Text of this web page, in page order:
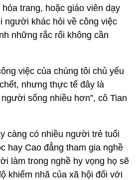
trang, hoặc giáo viên dạy
người khác hỏi về công việc
những rắc rối không cần
việc của chúng tôi chủ yếu
nhưng thực tế đây là
sống nhiều hơn”, cô Tian
càng có nhiều người trẻ tuổi
hay Cao đẳng tham gia nghề
làm trong nghề hy vọng họ sẽ
khiếm nhã của xã hội đối với